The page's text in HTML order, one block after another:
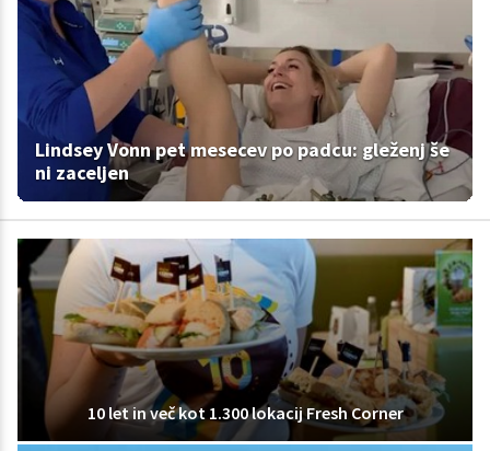
Lindsey Vonn pet mesecev po padcu: gleženj še
ni zaceljen
10 let in več kot 1.300 lokacij Fresh Corner